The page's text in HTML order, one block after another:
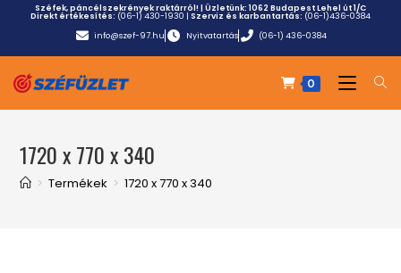
Széfek, páncélszekrények raktárról! | Üzletünk:1062 Budapest Lehel út 1/C
Direkt értékesítés: (06-1) 430-1930 | Szerviz és karbantartás: (06-1)436-0384
info@szef-97.hu
Nyitvatartás (06-1) 436-0384
0
1720 x 770 x 340
> Termékek > 1720 x 770 x 340